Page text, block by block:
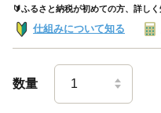
🔰ふるさと納税が初めての方、詳し
仕組みについて知る
数量